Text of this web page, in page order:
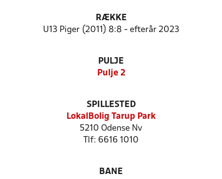
RÆKKE
U13 Piger (2011) 8:8 - efterår 2023
PULJE
Pulje 2
SPILLESTED
LokalBolig Tarup Park
5210 Odense Nv
Tlf: 6616 1010
BANE